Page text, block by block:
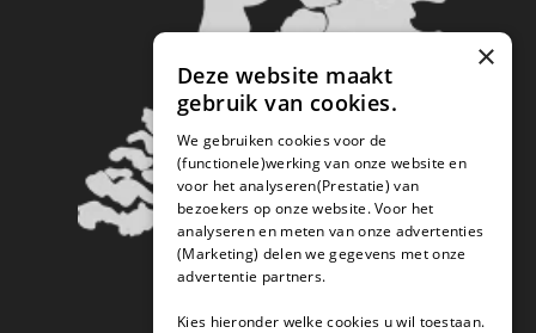
×
Deze website maakt
gebruik van cookies.
We gebruiken cookies voor de
(functionele)werking van onze website en
voor het analyseren(Prestatie) van
bezoekers op onze website. Voor het
analyseren en meten van onze advertenties
(Marketing) delen we gegevens met onze
advertentie partners.
Kies hieronder welke cookies u wil toestaan.